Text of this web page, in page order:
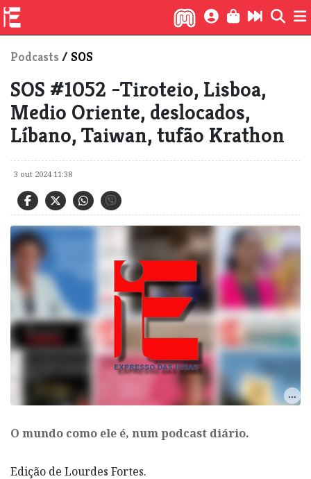
Podcasts / SOS
​SOS #1052 -Tiroteio, Lisboa,
Medio Oriente, deslocados,
Líbano, Taiwan, tufão Krathon
3 out 2024 11:38
O mundo como ele é, num podcast diário.
Edição de Lourdes Fortes.